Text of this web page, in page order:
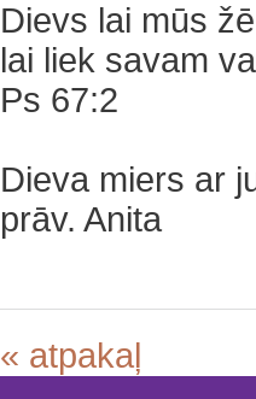
Dievs lai mūs
lai liek savam
Ps 67:2
Dieva miers ar
prāv. Anita
« atpakaļ